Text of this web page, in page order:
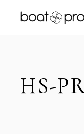
HS-